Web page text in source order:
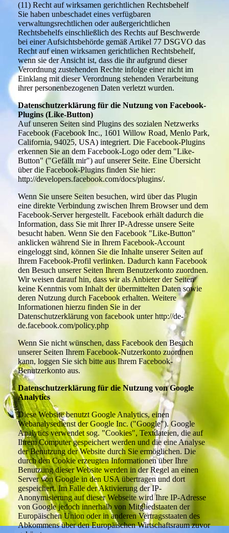
(11) Recht auf wirksamen gerichtlichen Rechtsbehelf
Sie haben unbeschadet eines verfügbaren
verwaltungsrechtlichen oder außergerichtlichen
Rechtsbehelfs einschließlich des Rechts auf Beschwerde
bei einer Aufsichtsbehörde gemäß Artikel 77 DSGVO das
Recht auf einen wirksamen gerichtlichen Rechtsbehelf,
wenn sie der Ansicht ist, dass die ihr aufgrund dieser
Verordnung zustehenden Rechte infolge einer nicht im
Einklang mit dieser Verordnung stehenden Verarbeitung
ihrer personenbezogenen Daten verletzt wurden.
Datenschutzerklärung für die Nutzung von Facebook-
Plugins (Like-Button)
Auf unseren Seiten sind Plugins des sozialen Netzwerks
Facebook (Facebook Inc., 1601 Willow Road, Menlo Park,
California, 94025, USA) integriert. Die Facebook-Plugins
erkennen Sie an dem Facebook-Logo oder dem "Like-
Button" ("Gefällt mir") auf unserer Seite. Eine Übersicht
über die Facebook-Plugins finden Sie hier:
http://developers.facebook.com/docs/plugins/.
Wenn Sie unsere Seiten besuchen, wird über das Plugin
eine direkte Verbindung zwischen Ihrem Browser und dem
Facebook-Server hergestellt. Facebook erhält dadurch die
Information, dass Sie mit Ihrer IP-Adresse unsere Seite
besucht haben. Wenn Sie den Facebook "Like-Button"
anklicken während Sie in Ihrem Facebook-Account
eingeloggt sind, können Sie die Inhalte unserer Seiten auf
Ihrem Facebook-Profil verlinken. Dadurch kann Facebook
den Besuch unserer Seiten Ihrem Benutzerkonto zuordnen.
Wir weisen darauf hin, dass wir als Anbieter der Seiten
keine Kenntnis vom Inhalt der übermittelten Daten sowie
deren Nutzung durch Facebook erhalten. Weitere
Informationen hierzu finden Sie in der
Datenschutzerklärung von facebook unter http://de-
de.facebook.com/policy.php
Wenn Sie nicht wünschen, dass Facebook den Besuch
unserer Seiten Ihrem Facebook-Nutzerkonto zuordnen
kann, loggen Sie sich bitte aus Ihrem Facebook-
Benutzerkonto aus.
Datenschutzerklärung für die Nutzung von Google
Analytics
Diese Website benutzt Google Analytics, einen
Webanalysedienst der Google Inc. ("Google"). Google
Analytics verwendet sog. "Cookies", Textdateien, die auf
Ihrem Computer gespeichert werden und die eine Analyse
der Benutzung der Website durch Sie ermöglichen. Die
durch den Cookie erzeugten Informationen über Ihre
Benutzung dieser Website werden in der Regel an einen
Server von Google in den USA übertragen und dort
gespeichert. Im Falle der Aktivierung der IP-
Anonymisierung auf dieser Webseite wird Ihre IP-Adresse
von Google jedoch innerhalb von Mitgliedstaaten der
Europäischen Union oder in anderen Vertragsstaaten des
Abkommens über den Europäischen Wirtschaftsraum zuvor